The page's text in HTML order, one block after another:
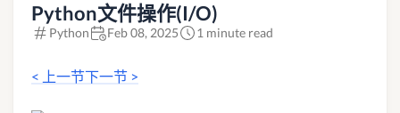
Python文件操作(I/O)
Python Feb 08, 2025 1 minute read
< 上一节下一节 >